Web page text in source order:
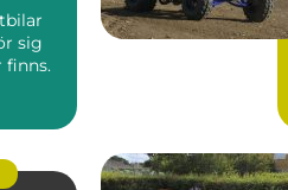
sig
finns.